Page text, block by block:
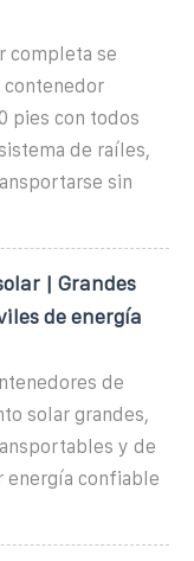
completa se
contenedor
pies con todos
de raíles,
sin
| Grandes
de energía
de
solar grandes,
y de
energía confiable